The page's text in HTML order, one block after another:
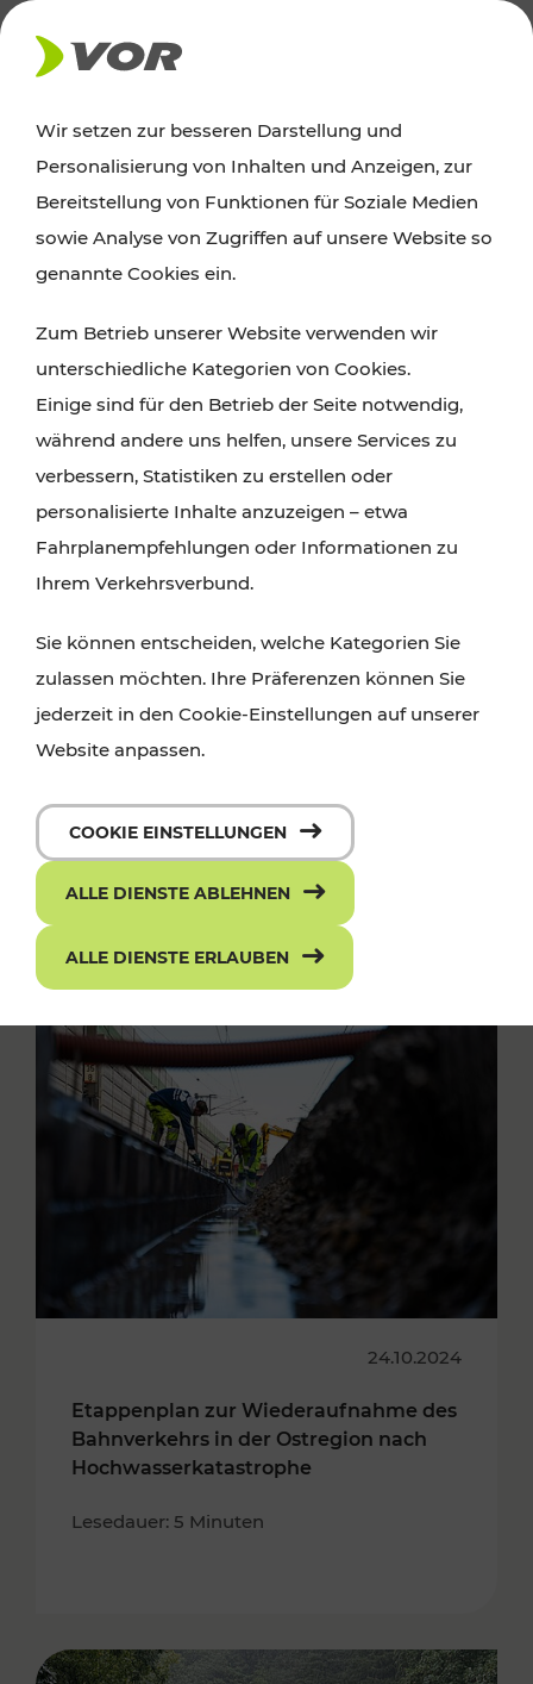
AKTUELLES
News
Alle wichtigen Meldungen zu Fahrplanänderungen,
finden Sie hier im Überblick.
24.10.2024
Etappenplan zur Wiederaufnahme des
Bahnverkehrs in der Ostregion nach
Hochwasserkatastrophe
Lesedauer: 5 Minuten
Wir setzen zur besseren Darstellung und
Personalisierung von Inhalten und Anzeigen, zur
Bereitstellung von Funktionen für Soziale Medien
sowie Analyse von Zugriffen auf unsere Website so
genannte Cookies ein.
Zum Betrieb unserer Website verwenden wir
unterschiedliche Kategorien von Cookies.
Einige sind für den Betrieb der Seite notwendig,
während andere uns helfen, unsere Services zu
verbessern, Statistiken zu erstellen oder
personalisierte Inhalte anzuzeigen – etwa
Fahrplanempfehlungen oder Informationen zu
Ihrem Verkehrsverbund.
Sie können entscheiden, welche Kategorien Sie
zulassen möchten. Ihre Präferenzen können Sie
jederzeit in den Cookie-Einstellungen auf unserer
Website anpassen.
COOKIE EINSTELLUNGEN
ALLE DIENSTE ABLEHNEN
ALLE DIENSTE ERLAUBEN